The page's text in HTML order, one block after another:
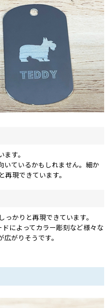
す。
いているかもしれません。細か
現できています。
かりと再現できています。
によってカラー彫刻など様々な
広がりそうです。